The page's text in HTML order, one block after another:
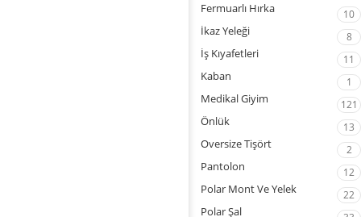
Fermuarlı Hırka 10
İkaz Yeleği 8
İş Kıyafetleri 11
Kaban 1
Medikal Giyim 121
Önlük 13
Oversize Tişört 2
Pantolon 12
Polar Mont Ve Yelek 22
Polar Şal